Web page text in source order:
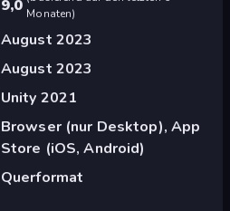
9,0 Monaten)
August 2023
August 2023
Unity 2021
Browser (nur Desktop), App
Store (iOS, Android)
Querformat